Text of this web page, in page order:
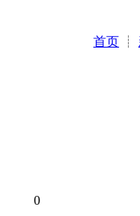
首页 ┊
0